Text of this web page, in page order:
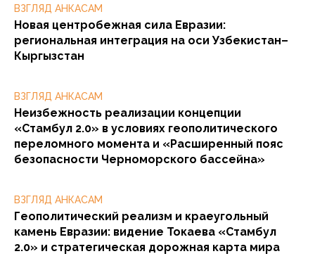
ВЗГЛЯД АНКАСАМ
Новая центробежная сила Евразии:
региональная интеграция на оси Узбекистан–
Кыргызстан
ВЗГЛЯД АНКАСАМ
Неизбежность реализации концепции
«Стамбул 2.0» в условиях геополитического
переломного момента и «Расширенный пояс
безопасности Черноморского бассейна»
ВЗГЛЯД АНКАСАМ
Геополитический реализм и краеугольный
камень Евразии: видение Токаева «Стамбул
2.0» и стратегическая дорожная карта мира